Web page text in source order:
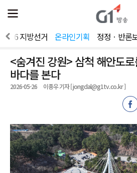
전
체
뉴
열
2026 지방선거 온라인기획 정정ㆍ반론
<숨겨진 강원> 삼척 해안도
바다를 본다
2026-05-26 이종우 기자 [ jongdal@g1tv.co.kr ]